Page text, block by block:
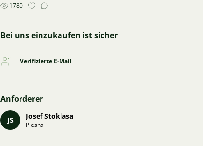
1780
Bei uns einzukaufen ist sicher
Verifizierte E-Mail
Anforderer
JS Josef Stoklasa
Plesna